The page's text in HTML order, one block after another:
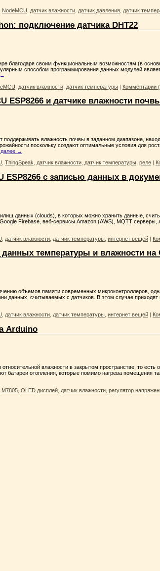
NodeMCU, датчик влажности, датчик давления, датчик
подключение датчика DHT22
благодаря своим функциональным возможностям (в
способом программирования данных модулей
→
датчик влажности датчик температуры | Комментарии (
ESP8266 и датчике влажности
влажность почвы в заданном диапазоне,
поскольку создают оптимальные условия для
→
ThingSpeak датчик влажности датчик температуры реле |
ESP8266 с записью данных в
данных (clouds), в которых можно хранить данные,
Firebase, веб-сервисы Amazon (AWS), MQTT серверы,
датчик влажности датчик температуры интернет вещей |
температуры и влажности на
объемов памяти современных микроконтроллеров,
данных, считываемых с датчиков. В этом случае
датчик влажности датчик температуры интернет вещей |
Arduino
влажности в закрытом пространстве, то есть
батареи отопления, которые помимо нагрева помещения
LM7805 OLED дисплей датчик влажности регулятор